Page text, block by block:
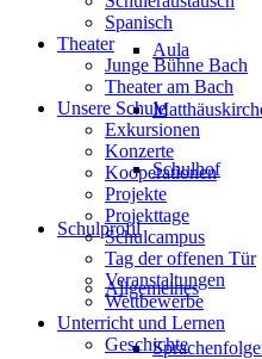
Aula
Schulhof
Schulprofil
Allgemeines
Spanisch
Theater
Junge Bühne Bach
Theater am Bach
Unsere Schule
Exkursionen
Konzerte
Kooperationen
Projekte
Projekttage
Schulcampus
Tag der offenen Tür
Veranstaltungen
Wettbewerbe
Unterricht und Lernen
Geschichte